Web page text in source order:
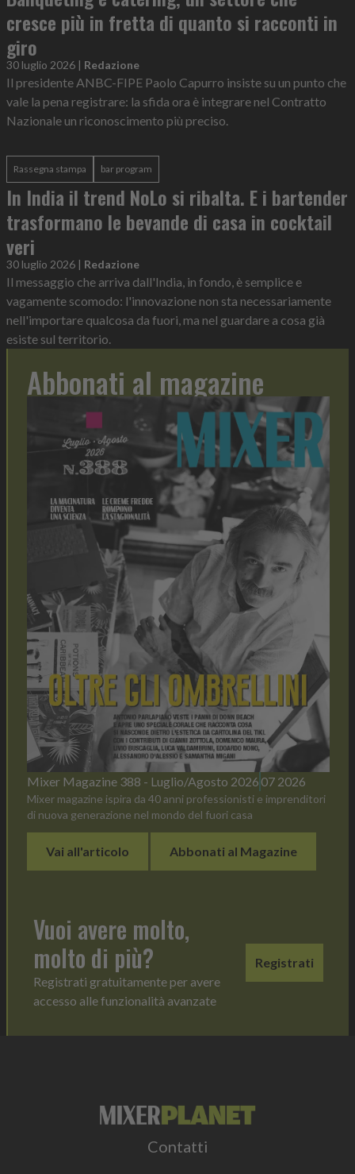
cresce più in fretta di quanto si racconti in
giro
30 luglio 2026 | Redazione
Il presidente ANBC-FIPE Paolo Capurro insiste su un punto che
vale la pena registrare: la sfida ora è integrare nel Contratto
Nazionale un riconoscimento più preciso.
Rassegna stampa bar program
In India il trend NoLo si ribalta. E i bartender
trasformano le bevande di casa in cocktail
veri
30 luglio 2026 | Redazione
Il messaggio che arriva dall'India, in fondo, è semplice e
vagamente scomodo: l'innovazione non sta necessariamente
nell'importare qualcosa da fuori, ma nel guardare a cosa già
esiste sul territorio.
Abbonati al magazine
Mixer Magazine 388 - Luglio/Agosto 2026 07 2026
Mixer magazine ispira da 40 anni professionisti e imprenditori
di nuova generazione nel mondo del fuori casa
Vai all'articolo Abbonati al Magazine
Vuoi avere molto,
molto di più?
Registrati gratuitamente per avere
accesso alle funzionalità avanzate
Registrati
Contatti